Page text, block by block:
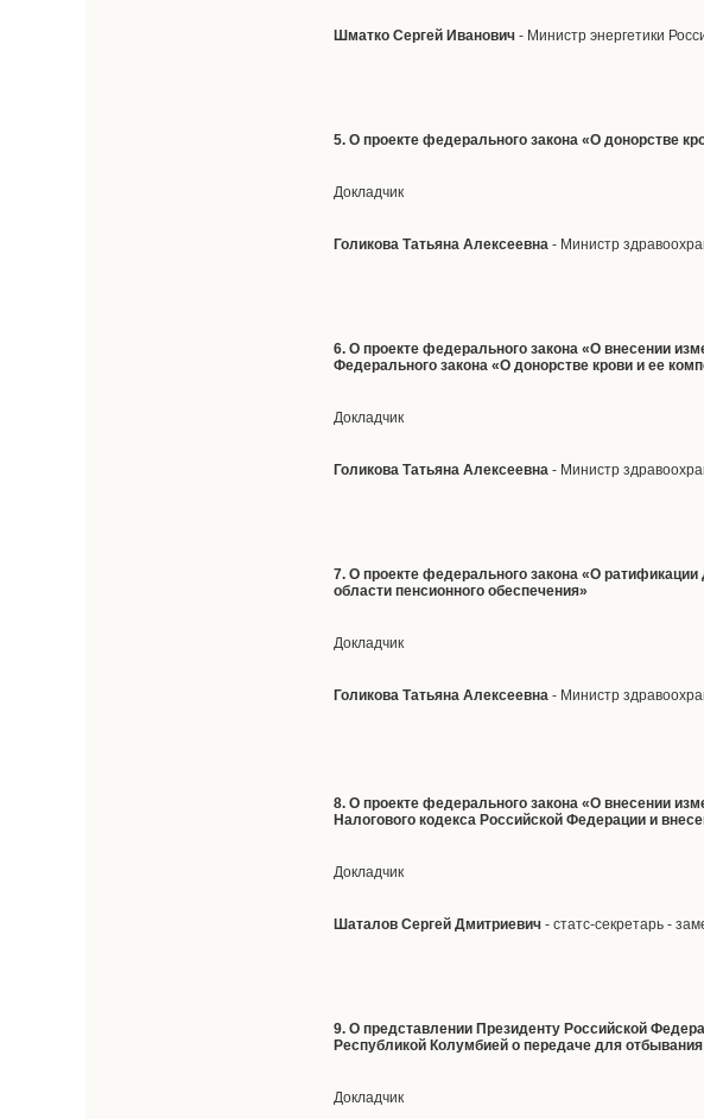
Шматко Сергей Иванович - Министр энергетики
5. О проекте федерального закона «О донорстве
Докладчик
Голикова Татьяна Алексеевна - Министр
6. О проекте федерального закона «О внесении
Федерального закона «О донорстве крови и ее
Докладчик
Голикова Татьяна Алексеевна - Министр
7. О проекте федерального закона «О
области пенсионного обеспечения»
Докладчик
Голикова Татьяна Алексеевна - Министр
8. О проекте федерального закона «О внесении
Налогового кодекса Российской Федерации и
Докладчик
Шаталов Сергей Дмитриевич - статс-секретарь -
9. О представлении Президенту Российской
Республикой Колумбией о передаче для
Докладчик